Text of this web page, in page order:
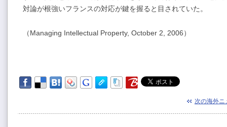
対論が根強いフランスの対応が鍵を握ると目されていた。
（Managing Intellectual Property, October 2, 2006）
次の海外ニ